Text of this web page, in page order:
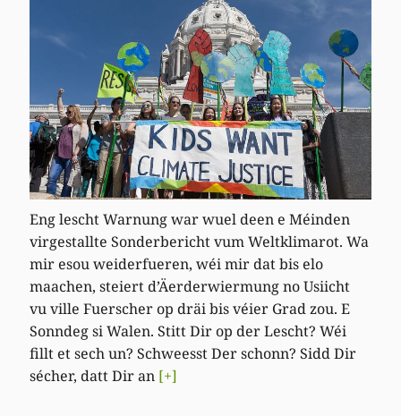
Eng lescht Warnung war wuel deen e Méinden
virgestallte Sonderbericht vum Weltklimarot. Wa
mir esou weiderfueren, wéi mir dat bis elo
maachen, steiert d’Äerderwiermung no Usiicht
vu ville Fuerscher op dräi bis véier Grad zou. E
Sonndeg si Walen. Stitt Dir op der Lescht? Wéi
fillt et sech un? Schweesst Der schonn? Sidd Dir
sécher, datt Dir an [+]